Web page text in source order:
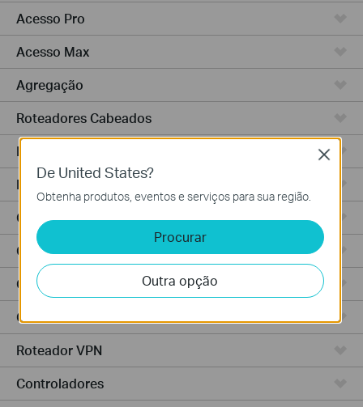
Acesso Pro
Acesso Max
Agregação
Roteadores Cabeados
Roteadores Wi-Fi
Roteadores Integrados
Controlador Baseado em Nuvem
Controlador Hardware
Controlador Software
Câmeras IP
Roteador VPN
Controladores
De United States?
Obtenha produtos, eventos e serviços para sua região.
Procurar
Outra opção
Close